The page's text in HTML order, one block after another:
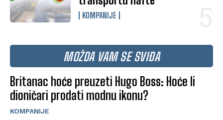
KOMPANIJE
MOŽDA VAM SE SVIĐA
Britanac hoće preuzeti Hugo Boss: Hoće li
dioničari prodati modnu ikonu?
KOMPANIJE